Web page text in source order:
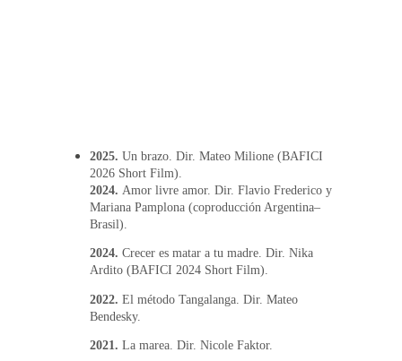
2025. Un brazo. Dir. Mateo Milione (BAFICI
2026 Short Film).
2024. Amor livre amor. Dir. Flavio Frederico y
Mariana Pamplona (coproducción Argentina–
Brasil).
2024. Crecer es matar a tu madre. Dir. Nika
Ardito (BAFICI 2024 Short Film).
2022. El método Tangalanga. Dir. Mateo
Bendesky.
2021. La marea. Dir. Nicole Faktor.